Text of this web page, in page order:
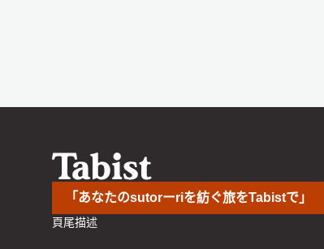
「あなたのsutorーriを紡ぐ旅をTabistで」
頁尾描述